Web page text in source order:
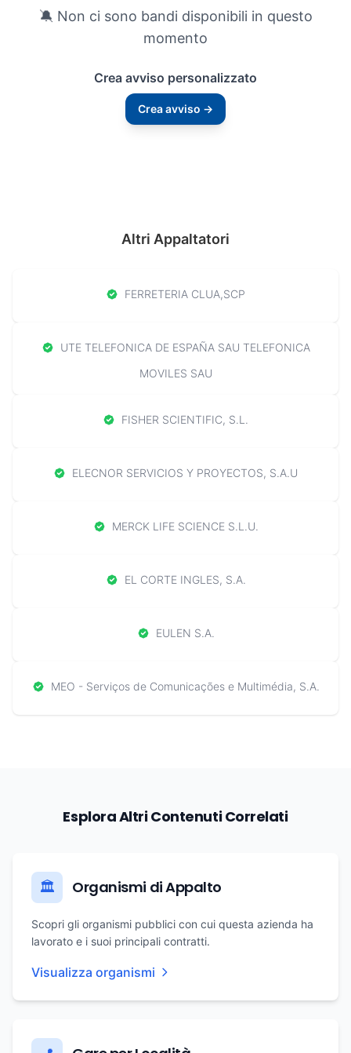
🔕 Non ci sono bandi disponibili in questo
momento
Crea avviso personalizzato
Crea avviso →
Altri Appaltatori
FERRETERIA CLUA,SCP
UTE TELEFONICA DE ESPAÑA SAU TELEFONICA
MOVILES SAU
FISHER SCIENTIFIC, S.L.
ELECNOR SERVICIOS Y PROYECTOS, S.A.U
MERCK LIFE SCIENCE S.L.U.
EL CORTE INGLES, S.A.
EULEN S.A.
MEO - Serviços de Comunicações e Multimédia, S.A.
Esplora Altri Contenuti Correlati
🏛️ Organismi di Appalto
Scopri gli organismi pubblici con cui questa azienda ha
lavorato e i suoi principali contratti.
Visualizza organismi